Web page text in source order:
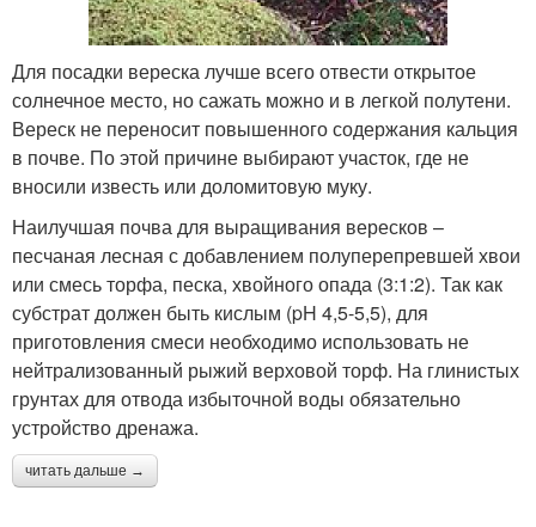
Для посадки вереска лучше всего отвести открытое
солнечное место, но сажать можно и в легкой полутени.
Вереск не переносит повышенного содержания кальция
в почве. По этой причине выбирают участок, где не
вносили известь или доломитовую муку.
Наилучшая почва для выращивания вересков –
песчаная лесная с добавлением полуперепревшей хвои
или смесь торфа, песка, хвойного опада (3:1:2). Так как
субстрат должен быть кислым (pH 4,5-5,5), для
приготовления смеси необходимо использовать не
нейтрализованный рыжий верховой торф. На глинистых
грунтах для отвода избыточной воды обязательно
устройство дренажа.
читать дальше →